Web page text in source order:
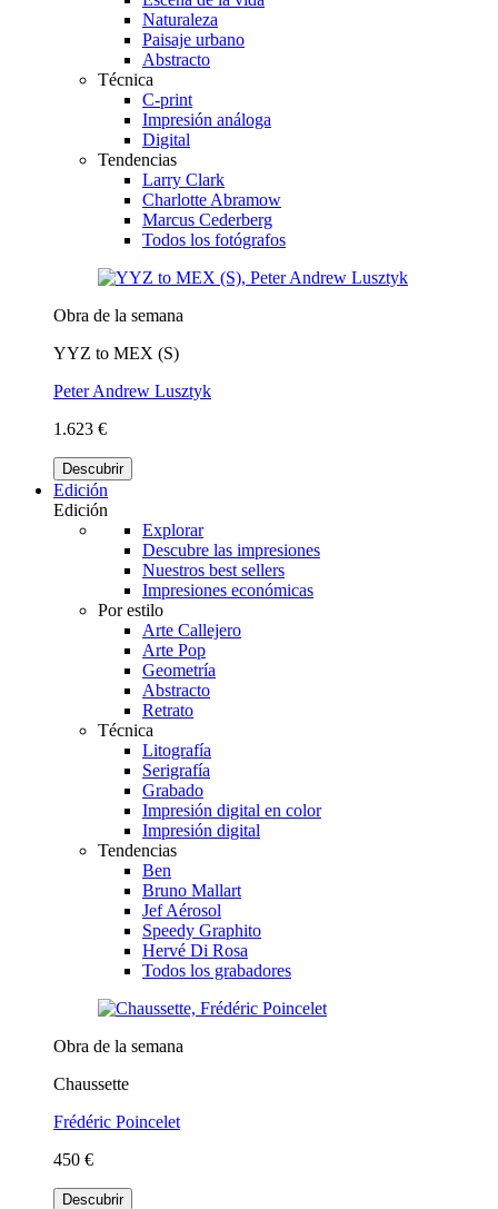
Naturaleza
Paisaje urbano
Abstracto
Técnica
C-print
Impresión análoga
Digital
Tendencias
Larry Clark
Charlotte Abramow
Marcus Cederberg
Todos los fotógrafos
Obra de la semana
YYZ to MEX (S)
Peter Andrew Lusztyk
1.623 €
Descubrir
Edición
Edición
Explorar
Descubre las impresiones
Nuestros best sellers
Impresiones económicas
Por estilo
Arte Callejero
Arte Pop
Geometría
Abstracto
Retrato
Técnica
Litografía
Serigrafía
Grabado
Impresión digital en color
Impresión digital
Tendencias
Ben
Bruno Mallart
Jef Aérosol
Speedy Graphito
Hervé Di Rosa
Todos los grabadores
Obra de la semana
Chaussette
Frédéric Poincelet
450 €
Descubrir